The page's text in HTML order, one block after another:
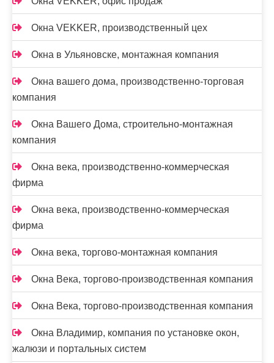
Окна VEKKER, производственный цех
Окна в Ульяновске, монтажная компания
Окна вашего дома, производственно-торговая
компания
Окна Вашего Дома, строительно-монтажная
компания
Окна века, производственно-коммерческая
фирма
Окна века, производственно-коммерческая
фирма
Окна века, торгово-монтажная компания
Окна Века, торгово-производственная компания
Окна Века, торгово-производственная компания
Окна Владимир, компания по установке окон,
жалюзи и портальных систем